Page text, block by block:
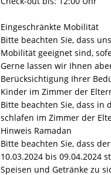
Eingeschränkte Mobilität
Bitte beachten Sie, dass
Mobilität geeignet sind,
Gerne lassen wir Ihnen
Berücksichtigung Ihrer
Kinder im Zimmer der
Bitte beachten Sie, dass in
schlafen im Zimmer der
Hinweis Ramadan
Bitte beachten Sie, dass
10.03.2024 bis
Speisen und Getränke zu